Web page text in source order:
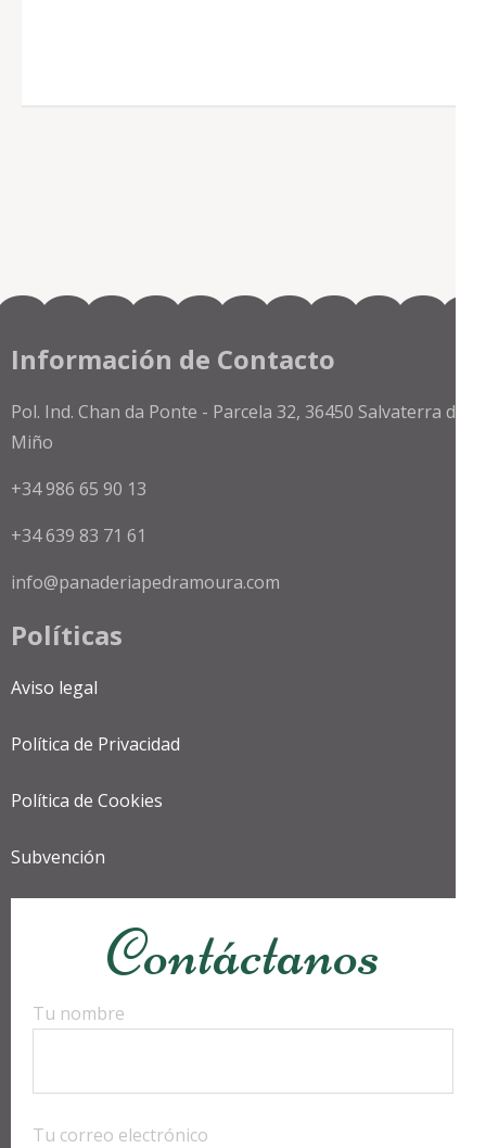
Información de Contacto
Pol. Ind. Chan da Ponte - Parcela 32, 36450 Salvaterra de
Miño
+34 986 65 90 13
+34 639 83 71 61
info@panaderiapedramoura.com
Políticas
Aviso legal
Política de Privacidad
Política de Cookies
Subvención
Contáctanos
Tu nombre
Tu correo electrónico